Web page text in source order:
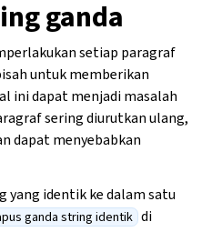
ganda
setiap paragraf
untuk memberikan
ini dapat menjadi masalah
sering diurutkan ulang,
dapat menyebabkan
yang identik ke dalam satu
ganda string identik di